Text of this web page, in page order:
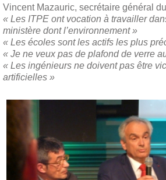
Vincent Mazauric, secrétaire général
« Les ITPE ont vocation à travailler
ministère dont l’environnement »
« Les écoles sont les actifs les plus
« Je ne veux pas de plafond de verre
« Les ingénieurs ne doivent pas être
artificielles »